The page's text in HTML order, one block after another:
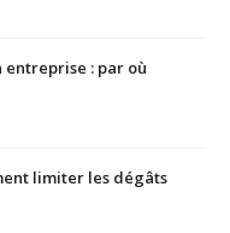
: par où
limiter les dégâts